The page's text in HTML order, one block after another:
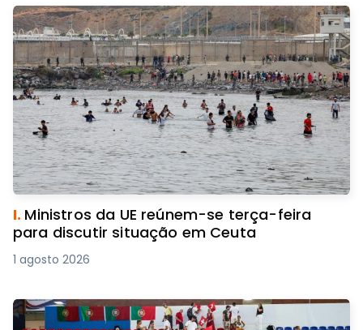
I. Ministros da UE reúnem-se terça-feira
para discutir situação em Ceuta
1 agosto 2026